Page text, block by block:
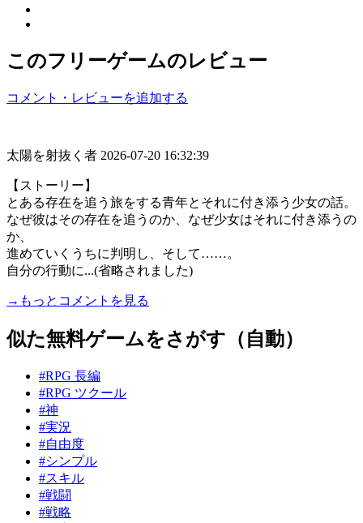
このフリーゲームのレビュー
コメント・レビューを追加する
太陽を射抜く者 2026-07-20 16:32:39
【ストーリー】
とある存在を追う旅をする青年とそれに付き添う少女の話。
なぜ彼はその存在を追うのか、なぜ少女はそれに付き添うの
か、
進めていくうちに判明し、そして……。
自分の行動に...(省略されました)
→もっとコメントを見る
似た無料ゲームをさがす（自動）
#RPG 長編
#RPG ツクール
#神
#実況
#自由度
#シンプル
#スキル
#戦闘
#戦略